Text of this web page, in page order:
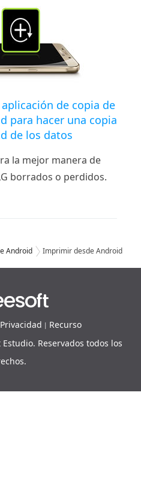
de copia de
para hacer una copia
de los datos
la mejor manera de
borrados o perdidos.
Android Imprimir desde Android
Privacidad | Recurso
Reservados todos los